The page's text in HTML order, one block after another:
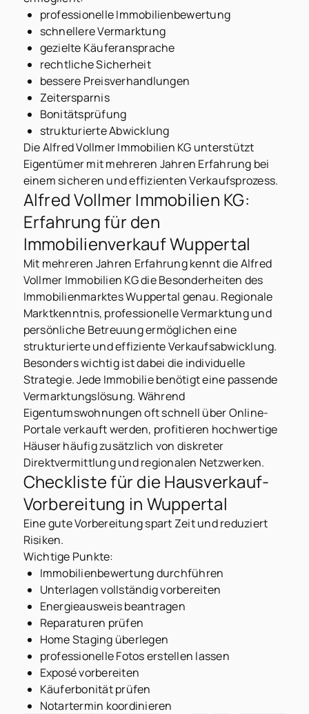
professionelle Immobilienbewertung
schnellere Vermarktung
gezielte Käuferansprache
rechtliche Sicherheit
bessere Preisverhandlungen
Zeitersparnis
Bonitätsprüfung
strukturierte Abwicklung
Die Alfred Vollmer Immobilien KG unterstützt
Eigentümer mit mehreren Jahren Erfahrung bei
einem sicheren und effizienten Verkaufsprozess.
Alfred Vollmer Immobilien KG:
Erfahrung für den
Immobilienverkauf Wuppertal
Mit mehreren Jahren Erfahrung kennt die Alfred
Vollmer Immobilien KG die Besonderheiten des
Immobilienmarktes Wuppertal genau. Regionale
Marktkenntnis, professionelle Vermarktung und
persönliche Betreuung ermöglichen eine
strukturierte und effiziente Verkaufsabwicklung.
Besonders wichtig ist dabei die individuelle
Strategie. Jede Immobilie benötigt eine passende
Vermarktungslösung. Während
Eigentumswohnungen oft schnell über Online-
Portale verkauft werden, profitieren hochwertige
Häuser häufig zusätzlich von diskreter
Direktvermittlung und regionalen Netzwerken.
Checkliste für die Hausverkauf-
Vorbereitung in Wuppertal
Eine gute Vorbereitung spart Zeit und reduziert
Risiken.
Wichtige Punkte:
Immobilienbewertung durchführen
Unterlagen vollständig vorbereiten
Energieausweis beantragen
Reparaturen prüfen
Home Staging überlegen
professionelle Fotos erstellen lassen
Exposé vorbereiten
Käuferbonität prüfen
Notartermin koordinieren